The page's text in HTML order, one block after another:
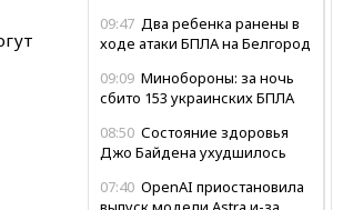
09:47 Два ребенка ранены в
ходе атаки БПЛА на Белгород
09:09 Минобороны: за ночь
сбито 153 украинских БПЛА
08:50 Состояние здоровья
Джо Байдена ухудшилось
07:40 OpenAI приостановила